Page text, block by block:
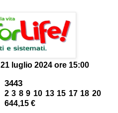
21 luglio 2024 ore 15:00
3443
2 3 8 9 10 13 15 17 18 20
644,15 €